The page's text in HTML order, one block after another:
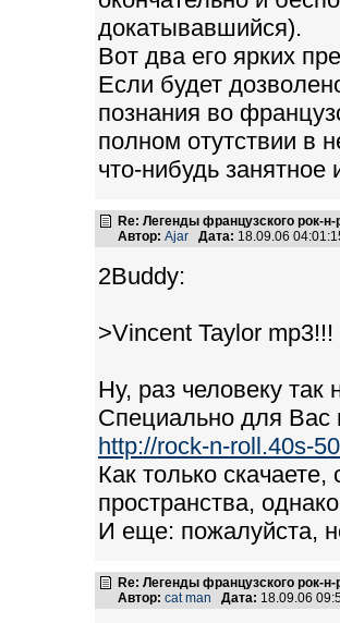
докатывавшийся).
Вот два его ярких
Если будет
познания во
полном отутствии в
что-нибудь занятное
Re: Легенды французского рок-
Автор: Ajar Дата: 18.09.06
2Buddy:
>Vincent Taylor
Ну, раз человеку так
Специально для Вас
http://rock-n-roll.40s-
Как только
пространства,
И еще: пожалуйста,
Re: Легенды французского рок-
Автор: cat man Дата: 18.09.06